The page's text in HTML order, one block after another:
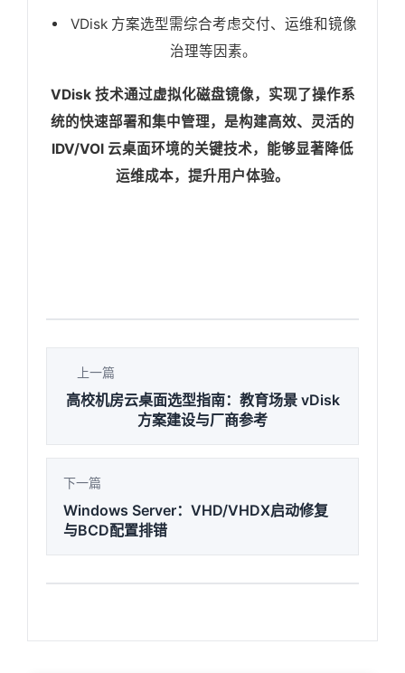
VDisk 方案选型需综合考虑交付、运维和镜像
治理等因素。
VDisk 技术通过虚拟化磁盘镜像，实现了操作系
统的快速部署和集中管理，是构建高效、灵活的
IDV/VOI 云桌面环境的关键技术，能够显著降低
运维成本，提升用户体验。
上一篇
高校机房云桌面选型指南：教育场景 vDisk
方案建设与厂商参考
下一篇
Windows Server：VHD/VHDX启动修复
与BCD配置排错